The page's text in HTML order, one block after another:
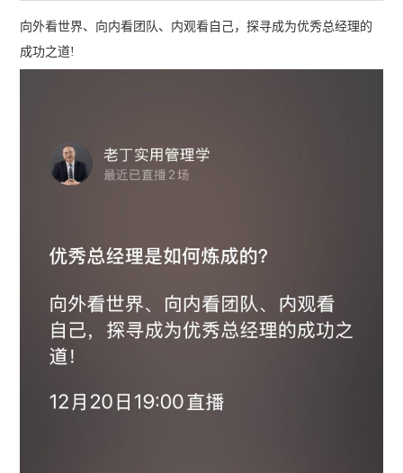
向外看世界、向内看团队、内观看自己，探寻成为优秀总经理的
成功之道!